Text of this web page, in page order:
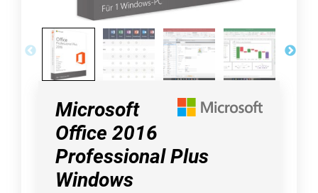
Microsoft
Office 2016
Professional Plus
Windows